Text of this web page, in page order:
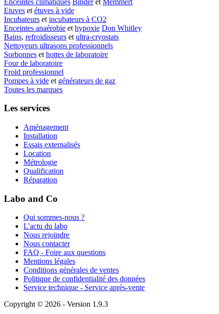
Etuves et étuves à vide
Incubateurs et incubateurs à CO2
Enceintes anaérobie et hypoxie Don Whitley
Bains, refroidisseurs et ultra-cryostats
Nettoyeurs ultrasons professionnels
Sorbonnes et hottes de laboratoire
Four de laboratoire
Froid professionnel
Pompes à vide et générateurs de gaz
Toutes les marques
Les services
Aménagement
Installation
Essais externalisés
Location
Métrologie
Qualification
Réparation
Labo and Co
Qui sommes-nous ?
L'actu du labo
Nous rejoindre
Nous contacter
FAQ - Foire aux questions
Mentions légales
Conditions générales de ventes
Politique de confidentialité des données
Service technique - Service après-vente
Copyright © 2026 - Version 1.9.3